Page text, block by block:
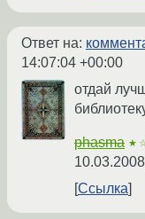
Ответ на:
14:07:04 +00:00
отдай
phasma
Ссылка